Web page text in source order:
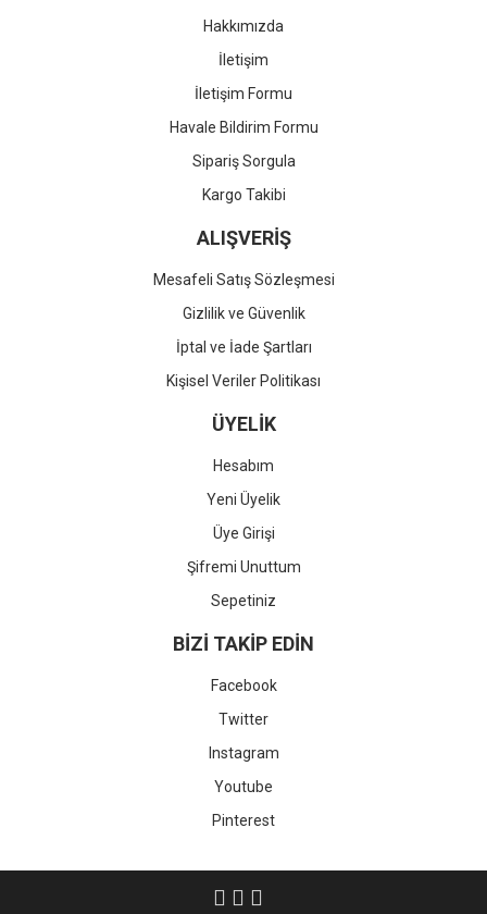
Hakkımızda
İletişim
İletişim Formu
Havale Bildirim Formu
Sipariş Sorgula
Kargo Takibi
ALIŞVERİŞ
Mesafeli Satış Sözleşmesi
Gizlilik ve Güvenlik
İptal ve İade Şartları
Kişisel Veriler Politikası
ÜYELİK
Hesabım
Yeni Üyelik
Üye Girişi
Şifremi Unuttum
Sepetiniz
BİZİ TAKİP EDİN
Facebook
Twitter
Instagram
Youtube
Pinterest